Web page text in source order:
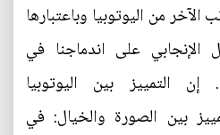
الآخر من اليوتوبيا وباعتبارها
الإنجابي على اندماجنا في
التمييز بين اليوتوبيا
بين الصورة والخيال: في